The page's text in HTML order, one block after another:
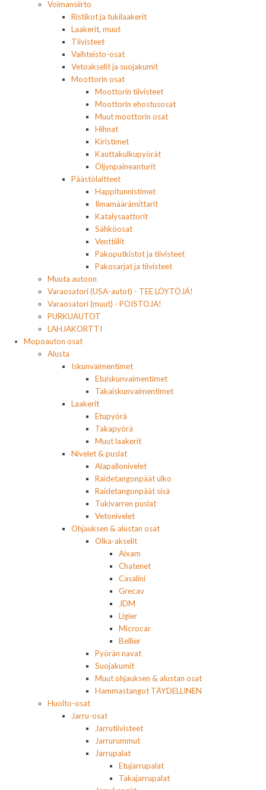
Voimansiirto
Ristikot ja tukilaakerit
Laakerit, muut
Tiivisteet
Vaihteisto-osat
Vetoakselit ja suojakumit
Moottorin osat
Moottorin tiivisteet
Moottorin ehostusosat
Muut moottorin osat
Hihnat
Kiristimet
Kauttakulkupyörät
Öljynpaineanturit
Päästölaitteet
Happitunnistimet
Ilmamäärämittarit
Katalysaattorit
Sähköosat
Venttiilit
Pakoputkistot ja tiivisteet
Pakosarjat ja tiivisteet
Muuta autoon
Varaosatori (USA-autot) - TEE LÖYTÖJÄ!
Varaosatori (muut) - POISTOJA!
PURKUAUTOT
LAHJAKORTTI
Mopoauton osat
Alusta
Iskunvaimentimet
Etuiskunvaimentimet
Takaiskunvaimentimet
Laakerit
Etupyörä
Takapyörä
Muut laakerit
Nivelet & puslat
Alapallonivelet
Raidetangonpäät ulko
Raidetangonpäät sisä
Tukivarren puslat
Vetonivelet
Ohjauksen & alustan osat
Olka-akselit
Aixam
Chatenet
Casalini
Grecav
JDM
Ligier
Microcar
Bellier
Pyörän navat
Suojakumit
Muut ohjauksen & alustan osat
Hammastangot TÄYDELLINEN
Huolto-osat
Jarru-osat
Jarrutiivisteet
Jarrurummut
Jarrupalat
Etujarrupalat
Takajarrupalat